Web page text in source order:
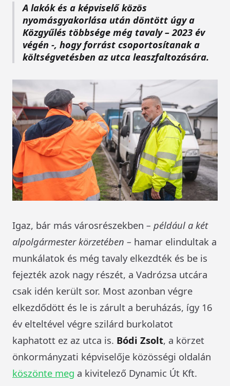
A lakók és a képviselő közös
nyomásgyakorlása után döntött úgy a
Közgyűlés többsége még tavaly – 2023 év
végén -, hogy forrást csoportosítanak a
költségvetésben az utca leaszfaltozására.
Igaz, bár más városrészekben – például a két
alpolgármester körzetében – hamar elindultak a
munkálatok és még tavaly elkezdték és be is
fejezték azok nagy részét, a Vadrózsa utcára
csak idén került sor. Most azonban végre
elkezdődött és le is zárult a beruházás, így 16
év elteltével végre szilárd burkolatot
kaphatott ez az utca is. Bódi Zsolt, a körzet
önkormányzati képviselője közösségi oldalán
köszönte meg a kivitelező Dynamic Út Kft.